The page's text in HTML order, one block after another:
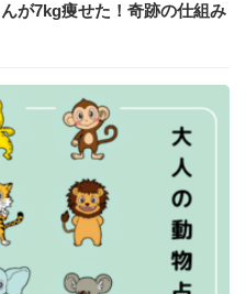
が7kg痩せた！奇跡の仕組み